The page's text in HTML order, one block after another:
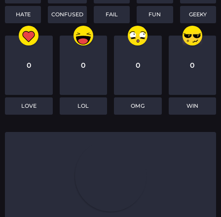
HATE CONFUSED FAIL FUN GEEKY
0
LOVE
0
LOL
0
OMG
0
WIN